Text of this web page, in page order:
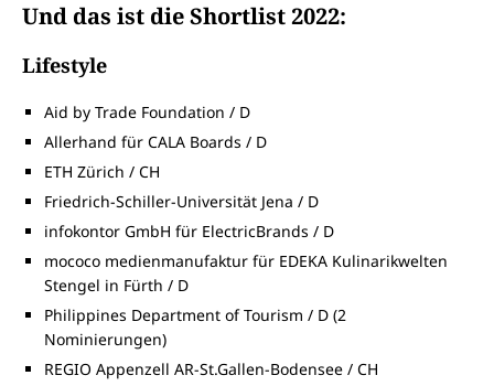
Und das ist die Shortlist 2022:
Lifestyle
Aid by Trade Foundation / D
Allerhand für CALA Boards / D
ETH Zürich / CH
Friedrich-Schiller-Universität Jena / D
infokontor GmbH für ElectricBrands / D
mococo medienmanufaktur für EDEKA Kulinarikwelten
Stengel in Fürth / D
Philippines Department of Tourism / D (2
Nominierungen)
REGIO Appenzell AR-St.Gallen-Bodensee / CH